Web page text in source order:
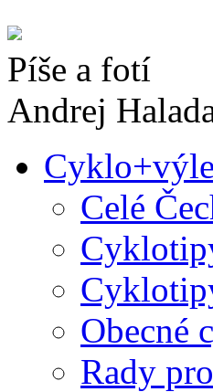
Píše a fotí
Andrej
Celé
Obecné
Rady